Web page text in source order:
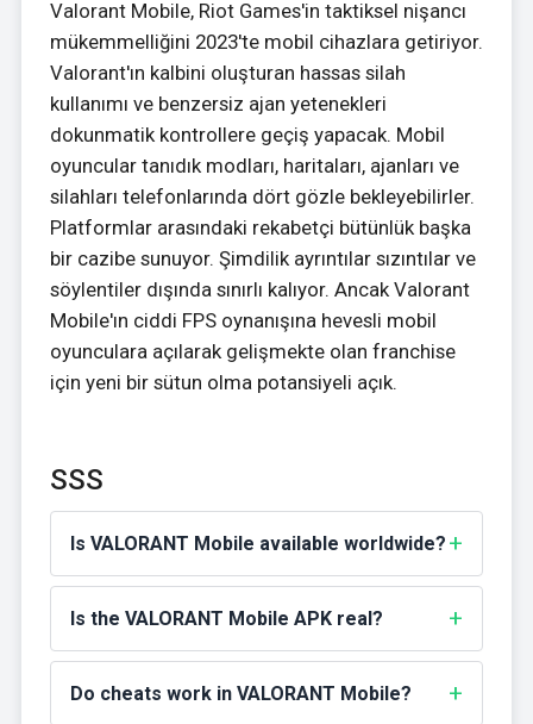
Valorant Mobile, Riot Games'in taktiksel nişancı
mükemmelliğini 2023'te mobil cihazlara getiriyor.
Valorant'ın kalbini oluşturan hassas silah
kullanımı ve benzersiz ajan yetenekleri
dokunmatik kontrollere geçiş yapacak. Mobil
oyuncular tanıdık modları, haritaları, ajanları ve
silahları telefonlarında dört gözle bekleyebilirler.
Platformlar arasındaki rekabetçi bütünlük başka
bir cazibe sunuyor. Şimdilik ayrıntılar sızıntılar ve
söylentiler dışında sınırlı kalıyor. Ancak Valorant
Mobile'ın ciddi FPS oynanışına hevesli mobil
oyunculara açılarak gelişmekte olan franchise
için yeni bir sütun olma potansiyeli açık.
SSS
Is VALORANT Mobile available worldwide?
Is the VALORANT Mobile APK real?
Do cheats work in VALORANT Mobile?